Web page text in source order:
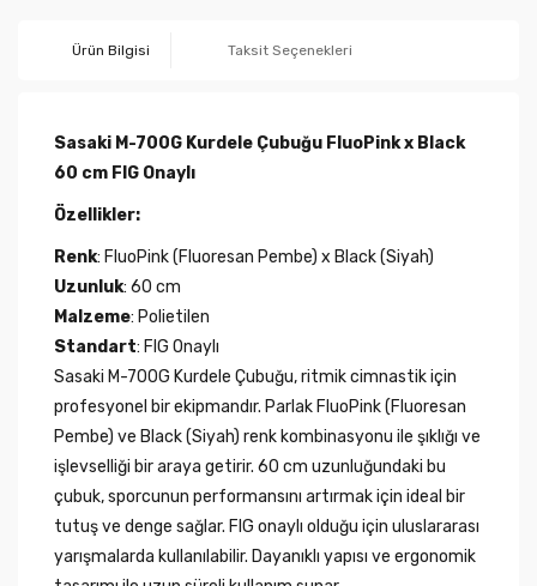
Ürün Bilgisi Taksit Seçenekleri
Sasaki M-700G Kurdele Çubuğu FluoPink x Black
60 cm FIG Onaylı
Özellikler:
Renk: FluoPink (Fluoresan Pembe) x Black (Siyah)
Uzunluk: 60 cm
Malzeme: Polietilen
Standart: FIG Onaylı
Sasaki M-700G Kurdele Çubuğu, ritmik cimnastik için
profesyonel bir ekipmandır. Parlak FluoPink (Fluoresan
Pembe) ve Black (Siyah) renk kombinasyonu ile şıklığı ve
işlevselliği bir araya getirir. 60 cm uzunluğundaki bu
çubuk, sporcunun performansını artırmak için ideal bir
tutuş ve denge sağlar. FIG onaylı olduğu için uluslararası
yarışmalarda kullanılabilir. Dayanıklı yapısı ve ergonomik